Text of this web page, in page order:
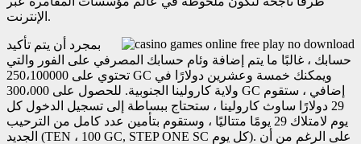
الإنترنت.
بمجرد أن يتم تأكيد
حسابك ، غالبًا ما يتم إضافة وئام حسابك المصرفي على الفور والتي
تحتوي على 250،100000 GC ويمكنك خمسة وعشرين دولارًا في
ولاية كارولينا الجنوبية. للحصول على 300،000 GC إضافي ، ستقوم
29 دولارًا ساوث كارولينا ، ستحتاج ببساطة إلى تسجيل الدخول كل
يوم لامتلاك 29 يومًا متتاليًا ، وستقوم بتأمين عدد كامل من الترحيب
الجديد (TEN ، 100 GC, STEP ONE SC كل يوم). على الرغم من أن